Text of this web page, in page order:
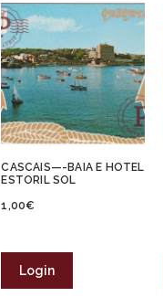
CASCAIS—-BAIA E HOTEL
ESTORIL SOL
1,00€
Login